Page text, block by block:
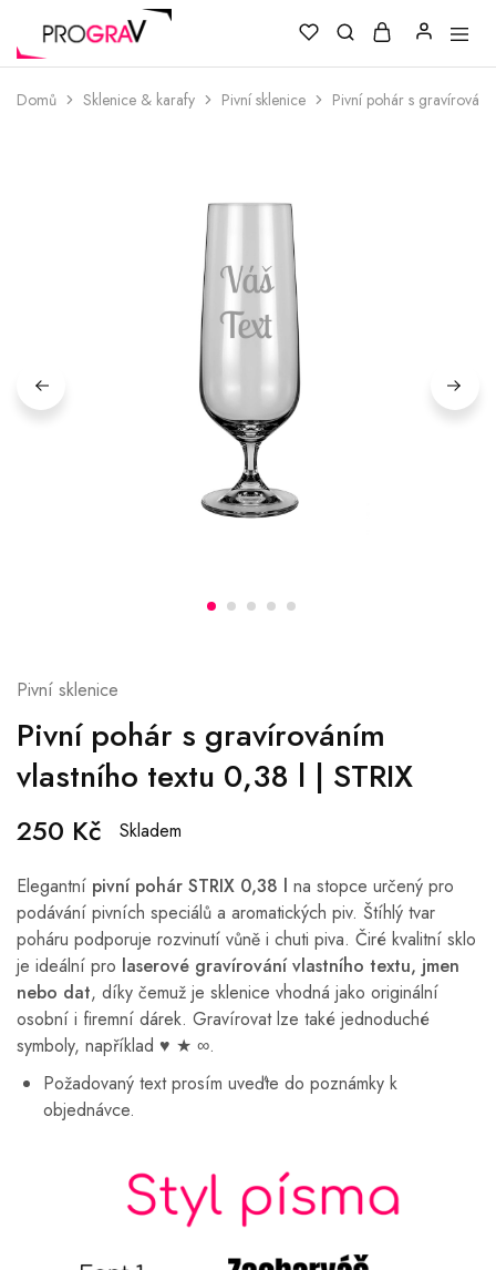
Domů Sklenice & karafy Pivní sklenice Pivní pohár s
Pivní sklenice
Pivní pohár s gravírováním
vlastního textu 0,38 l | STRIX
250 Kč Skladem
Elegantní pivní pohár STRIX 0,38 l na stopce určený pro
podávání pivních speciálů a aromatických piv. Štíhlý tvar
poháru podporuje rozvinutí vůně i chuti piva. Čiré kvalitní sklo
je ideální pro laserové gravírování vlastního textu, jmen
nebo dat, díky čemuž je sklenice vhodná jako originální
osobní i firemní dárek. Gravírovat lze také jednoduché
symboly, například ♥ ★ ∞.
Požadovaný text prosím uveďte do poznámky k
objednávce.